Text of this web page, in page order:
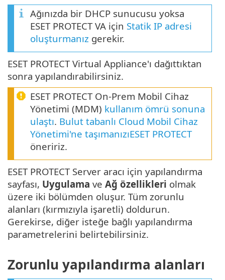
Ağınızda bir DHCP sunucusu yoksa
ESET PROTECT VA için Statik IP adresi
oluşturmanız gerekir.
ESET PROTECT Virtual Appliance'ı dağıttıktan
sonra yapılandırabilirsiniz.
ESET PROTECT On-Prem Mobil Cihaz
Yönetimi (MDM) kullanım ömrü sonuna
ulaştı. Bulut tabanlı Cloud Mobil Cihaz
Yönetimi'ne taşımanızıESET PROTECT
öneririz.
ESET PROTECT Server aracı için yapılandırma
sayfası, Uygulama ve Ağ özellikleri olmak
üzere iki bölümden oluşur. Tüm zorunlu
alanları (kırmızıyla işaretli) doldurun.
Gerekirse, diğer isteğe bağlı yapılandırma
parametrelerini belirtebilirsiniz.
Zorunlu yapılandırma alanları